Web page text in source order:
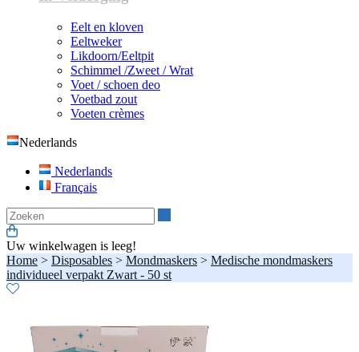
Eelt en kloven
Eeltweker
Likdoorn/Eeltpit
Schimmel /Zweet / Wrat
Voet / schoen deo
Voetbad zout
Voeten crèmes
Nederlands
Nederlands
Français
Uw winkelwagen is leeg!
Home > Disposables > Mondmaskers > Medische mondmaskers
individueel verpakt Zwart - 50 st